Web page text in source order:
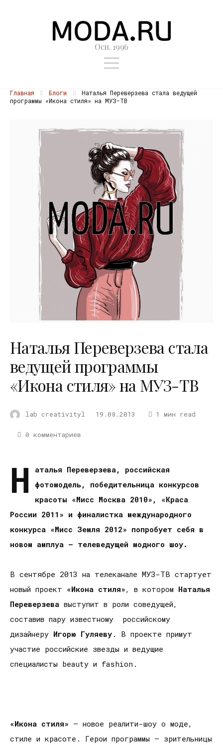
Осн. 1996
Главная Блоги
Наталья Переверзева стала ведущей
программы «Икона стиля» на МУЗ-ТВ
Наталья Переверзева стала
ведущей программы
«Икона стиля» на МУЗ-ТВ
lab creativityl 19.08.2013 1 мин read
0 комментариев
Н
аталья Переверзева, российская
фотомодель, победительница конкурсов
красоты «Мисс Москва 2010», «Краса
России 2011» и финалистка международного
конкурса «Мисс Земля 2012» попробует себя в
новом амплуа – телеведущей модного шоу.
В сентябре 2013 на телеканале МУЗ-ТВ стартует
новый проект «Икона стиля», в котором Наталья
Переверзева выступит в роли соведущей,
составив пару известному российскому
дизайнеру Игорю Гуляеву . В проекте примут
участие российские звезды и ведущие
специалисты beauty и fashion.
«Икона стиля» – новое реалити-шоу о моде,
стиле и красоте. Герои программы – зрительницы